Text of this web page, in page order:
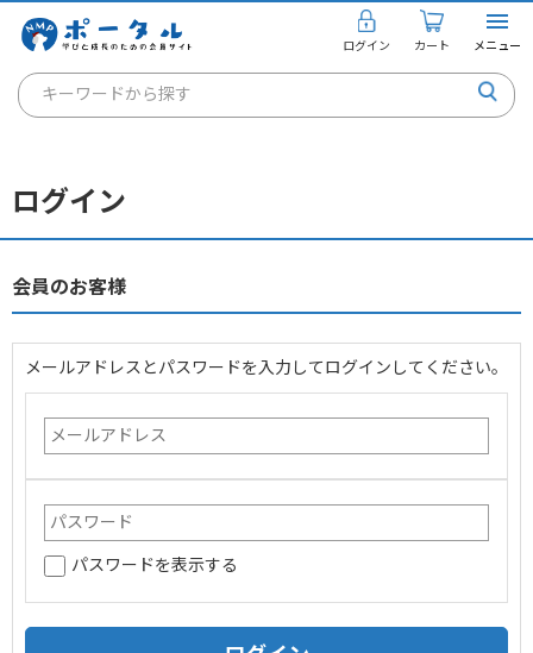
ログイン カート メニュー
キーワードから探す
通信講座
講座を探す
個人のお客様
法人のお客様
企業情報
採用情報
ログイン
会員のお客様
メールアドレスとパスワードを入力してログインしてください。
パスワードを表示する